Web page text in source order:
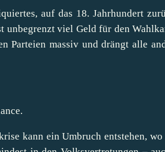
auf das 18. Jahrhundert
unbegrenzt viel Geld für den
Parteien massiv und drängt alle
kann ein Umbruch entstehen,